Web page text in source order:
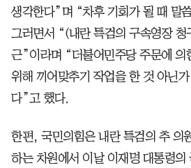
생각한다”며 “차후 기회가 될 때 말
그러면서 “(내란 특검의 구속영장 청
근”이라며 “더불어민주당 주문에 의
위해 끼어맞추기 작업을 한 것 아닌
다”고 했다.
한편, 국민의힘은 내란 특검의 추 의
하는 차원에서 이날 이재명 대통령의